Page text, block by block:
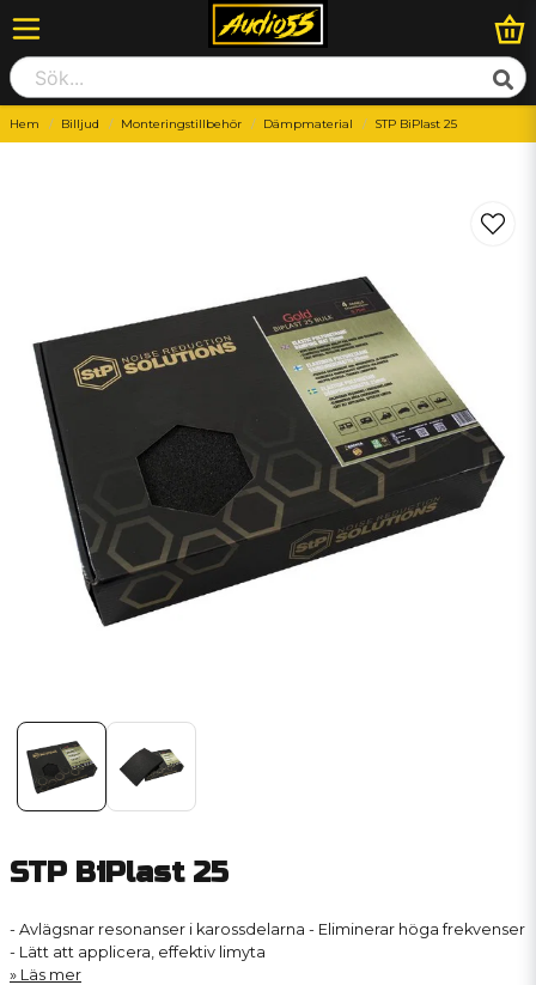
Hem Billjud Monteringstillbehör Dämpmaterial STP BiPlast 25
STP BiPlast 25
- Avlägsnar resonanser i karossdelarna - Eliminerar höga frekvenser
- Lätt att applicera, effektiv limyta
Läs mer